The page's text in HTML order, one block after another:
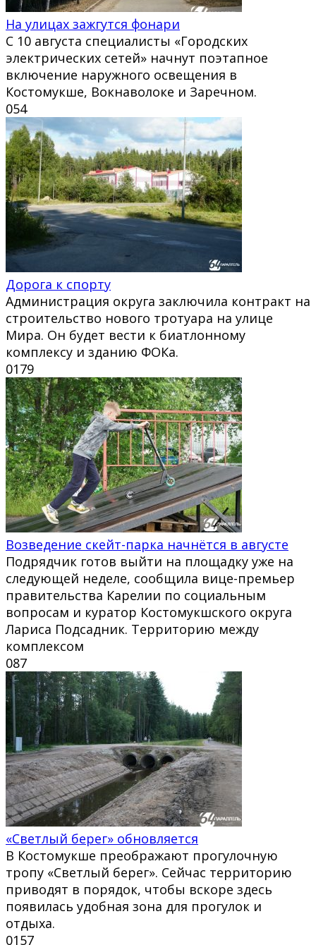
На улицах зажгутся фонари
С 10 августа специалисты «Городских
электрических сетей» начнут поэтапное
включение наружного освещения в
Костомукше, Вокнаволоке и Заречном.
054
Дорога к спорту
Администрация округа заключила контракт на
строительство нового тротуара на улице
Мира. Он будет вести к биатлонному
комплексу и зданию ФОКа.
0179
Возведение скейт-парка начнётся в августе
Подрядчик готов выйти на площадку уже на
следующей неделе, сообщила вице-премьер
правительства Карелии по социальным
вопросам и куратор Костомукшского округа
Лариса Подсадник. Территорию между
комплексом
087
«Светлый берег» обновляется
В Костомукше преображают прогулочную
тропу «Светлый берег». Сейчас территорию
приводят в порядок, чтобы вскоре здесь
появилась удобная зона для прогулок и
отдыха.
0157